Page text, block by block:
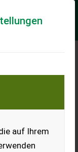
auf Ihrem
–